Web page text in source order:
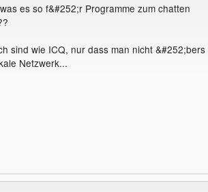
es so f&#252;r Programme zum chatten
sind wie ICQ, nur dass man nicht &#252;bers
Netzwerk...